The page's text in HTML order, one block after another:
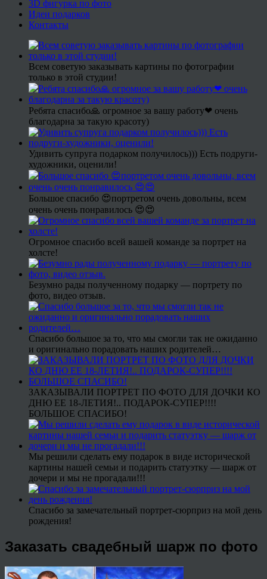
3D фигурка по фото
Идеи подарков
Контакты
Всем советую заказывать картины по фотографии
только в этой студии!
Ребята спасибо🙏 огромное за вашу работу❤ очень
благодарна за такую красоту)
Удивить супруга подарком получилось))) Есть подруги-
художники, оценили!
Большое спасибо 😍портретом очень довольны, всем
очень очень понравилось 😍😍
Огромное спасибо всей вашей команде за портрет на
холсте!
Безумно рады полученному подарку — портрету по
фото, видео отзыв.
Спасибо большое за то, что мы смогли так не ожиданно
и оригинально порадовать наших родителей…
ЗАКАЗЫВАЛИ ПОРТРЕТ ПО ФОТО ДЛЯ ДОЧКИ КО
ДНЮ ЕЕ 18-ЛЕТИЯ!.. ПОДАРОК-СУПЕР!!!!
БОЛЬШОЕ СПАСИБО!
Мы решили сделать ему подарок в виде исторической
картины нашей семьи и подарить статуэтку — шарж от
дочери и мы не прогадали!!!
Спасибо за замечательный портрет-сюрприз на мой день
рождения!
Заказать свадебный шарж по фото